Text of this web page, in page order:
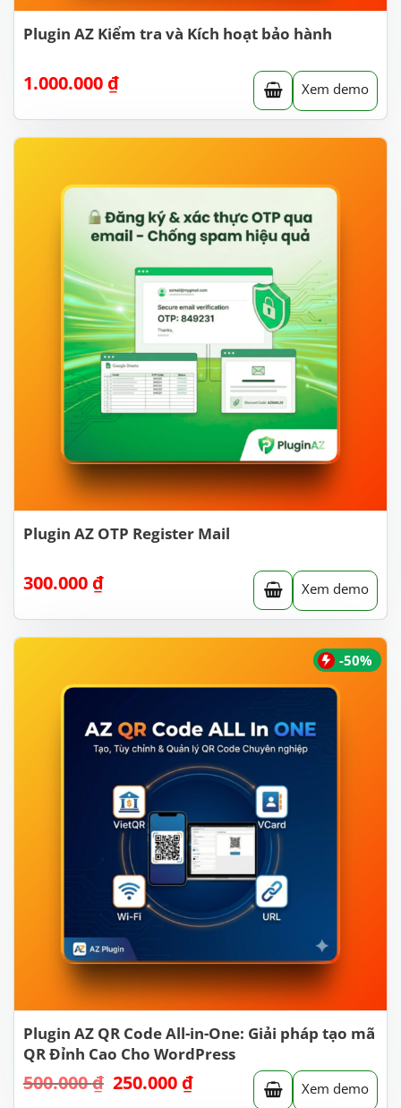
Plugin AZ Kiểm tra và Kích hoạt bảo hành
1.000.000 ₫ Xem demo
Plugin AZ OTP Register Mail
300.000 ₫ Xem demo
-50%
Plugin AZ QR Code All-in-One: Giải pháp tạo mã
QR Đỉnh Cao Cho WordPress
500.000₫ Giá
gốc
250.000 ₫Giá
hiện Xem demo